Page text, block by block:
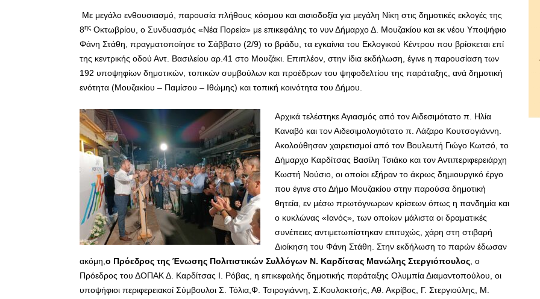
Με μεγάλο ενθουσιασμό, παρουσία πλήθους κόσμου και αισιοδοξία για μεγάλη Νίκη στις δημοτικές εκλογές της
8ης Οκτωβρίου, ο Συνδυασμός «Νέα Πορεία» με επικεφάλης το νυν Δήμαρχο Δ. Μουζακίου και εκ νέου Υποψήφιο
Φάνη Στάθη, πραγματοποίησε το Σάββατο (2/9) το βράδυ, τα εγκαίνια του Εκλογικού Κέντρου που βρίσκεται επί
της κεντρικής οδού Αντ. Βασιλείου αρ.41 στο Μουζάκι. Επιπλέον, στην ίδια εκδήλωση, έγινε η παρουσίαση των
192 υποψηφίων δημοτικών, τοπικών συμβούλων και προέδρων του ψηφοδελτίου της παράταξης, ανά δημοτική
ενότητα (Μουζακίου – Παμίσου – Ιθώμης) και τοπική κοινότητα του Δήμου.
Αρχικά τελέστηκε Αγιασμός από τον Αιδεσιμότατο π. Ηλία
Καναβό και τον Αιδεσιμολογιότατο π. Λάζαρο Κουτσογιάννη.
Ακολούθησαν χαιρετισμοί από τον Βουλευτή Γιώγο Κωτσό, το
Δήμαρχο Καρδίτσας Βασίλη Τσιάκο και τον Αντιπεριφερειάρχη
Κωστή Νούσιο, οι οποίοι εξήραν το άκρως δημιουργικό έργο
που έγινε στο Δήμο Μουζακίου στην παρούσα δημοτική
θητεία, εν μέσω πρωτόγνωρων κρίσεων όπως η πανδημία και
ο κυκλώνας «Ιανός», των οποίων μάλιστα οι δραματικές
συνέπειες αντιμετωπίστηκαν επιτυχώς, χάρη στη στιβαρή
Διοίκηση του Φάνη Στάθη. Στην εκδήλωση το παρών έδωσαν
ακόμη,ο Πρόεδρος της Ένωσης Πολιτιστικών Συλλόγων Ν. Καρδίτσας Μανώλης Στεργιόπουλος, ο
Πρόεδρος του ΔΟΠΑΚ Δ. Καρδίτσας Ι. Ρόβας, η επικεφαλής δημοτικής παράταξης Ολυμπία Διαμαντοπούλου, οι
υποψήφιοι περιφερειακοί Σύμβουλοι Σ. Τόλια,Φ. Τσιρογιάννη, Σ.Κουλοκτσής, Αθ. Ακρίβος, Γ. Στεργιούλης, Μ.